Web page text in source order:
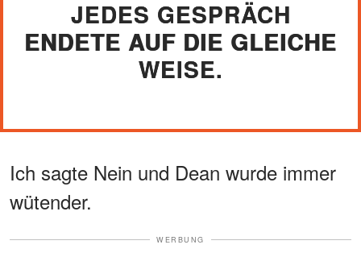
JEDES GESPRÄCH
ENDETE AUF DIE GLEICHE
WEISE.
Ich sagte Nein und Dean wurde immer
wütender.
WERBUNG